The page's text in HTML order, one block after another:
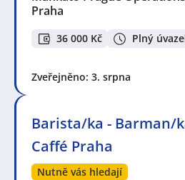
Praha
36 000 Kč Plný
Zveřejněno: 3. srpna
Barista/ka - Barman/
Caffé Praha
Nutně vás hledají